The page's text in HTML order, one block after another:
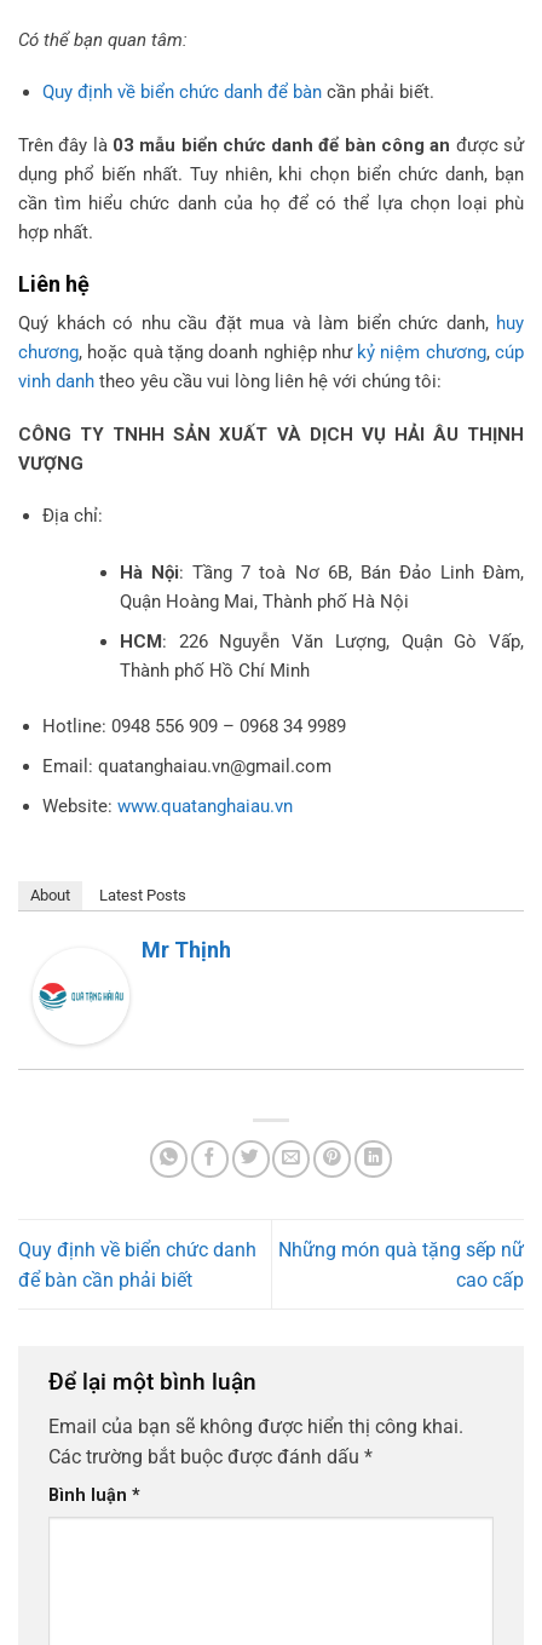
Có thể bạn quan tâm:
Quy định về biển chức danh để bàncần phải biết.
Trên đây là 03 mẫu biển chức danh để bàn công an được sử
dụng phổ biến nhất. Tuy nhiên, khi chọn biển chức danh, bạn
cần tìm hiểu chức danh của họ để có thể lựa chọn loại phù
hợp nhất.
Liên hệ
Quý khách có nhu cầu đặt mua và làm biển chức danh, huy
chương, hoặc quà tặng doanh nghiệp như kỷ niệm chương,cúp
vinh danh theo yêu cầu vui lòng liên hệ với chúng tôi:
CÔNG TY TNHH SẢN XUẤT VÀ DỊCH VỤ HẢI ÂU THỊNH
VƯỢNG
Địa chỉ:
Hà Nội: Tầng 7 toà Nơ 6B, Bán Đảo Linh Đàm,
Quận Hoàng Mai, Thành phố Hà Nội
HCM: 226 Nguyễn Văn Lượng, Quận Gò Vấp,
Thành phố Hồ Chí Minh
Hotline: 0948 556 909 – 0968 34 9989
Email: quatanghaiau.vn@gmail.com
Website: www.quatanghaiau.vn
About Latest Posts
Mr Thịnh
Quy định về biển chức danh
để bàn cần phải biết
Những món quà tặng sếp nữ
cao cấp
Để lại một bình luận
Email của bạn sẽ không được hiển thị công khai.
Các trường bắt buộc được đánh dấu *
Bình luận *